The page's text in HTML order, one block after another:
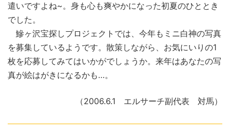
遣いですよね~。身も心も爽やかになった初夏のひととき
でした。
鰺ヶ沢宝探しプロジェクトでは、今年もミニ白神の写真
を募集しているようです。散策しながら、お気にいりの1
枚を応募してみてはいかがでしょうか。来年はあなたの写
真が絵はがきになるかも…。
（2006.6.1 エルサーチ副代表 対馬）